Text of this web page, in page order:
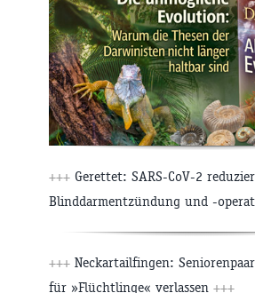
+++ Gerettet: SARS-CoV-2
Blinddarmentzündung und -
+++ Neckartailfingen:
für »Flüchtlinge« verlassen +++